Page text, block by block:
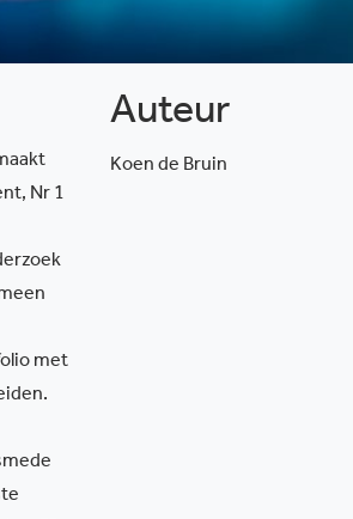
Nr 1
met
Auteur
Koen de Bruin